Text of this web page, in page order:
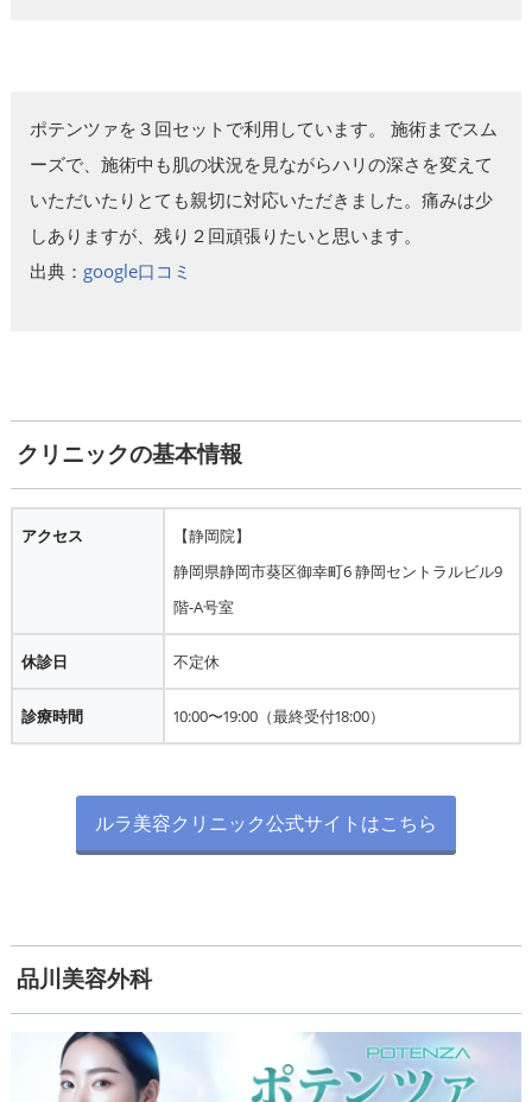
ポテンツァを３回セットで利用しています。 施術までスム
ーズで、施術中も肌の状況を見ながらハリの深さを変えて
いただいたりとても親切に対応いただきました。痛みは少
しありますが、残り２回頑張りたいと思います。
出典： google口コミ
クリニックの基本情報
アクセス
【静岡院】
静岡県静岡市葵区御幸町6 静岡セントラルビル9
階-A号室
休診日 不定休
診療時間 10:00〜19:00（最終受付18:00）
ルラ美容クリニック公式サイトはこちら
品川美容外科